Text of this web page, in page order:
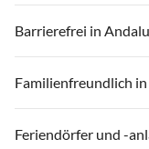
Barrierefrei in
Familienfreundlich
Feriendörfer und -